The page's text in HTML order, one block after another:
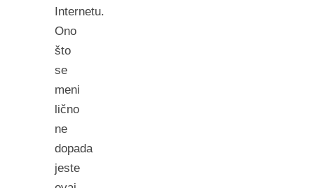
Internetu.
Ono
što
se
meni
lično
ne
dopada
jeste